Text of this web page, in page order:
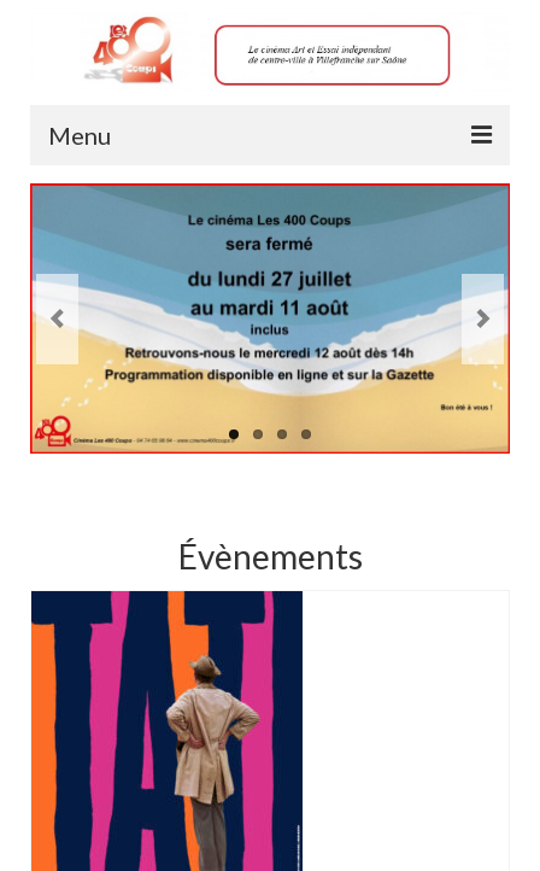
Menu
Horaires
Les films à l’affiche
Accessibilité salle 1 (RDC)
TARIFS
Achat de place
Évènements